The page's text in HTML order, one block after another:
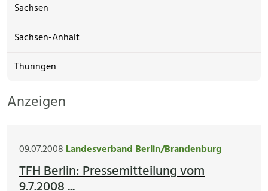
Sachsen
Sachsen-Anhalt
Thüringen
Anzeigen
09.07.2008 Landesverband Berlin/Brandenburg
TFH Berlin: Pressemitteilung vom